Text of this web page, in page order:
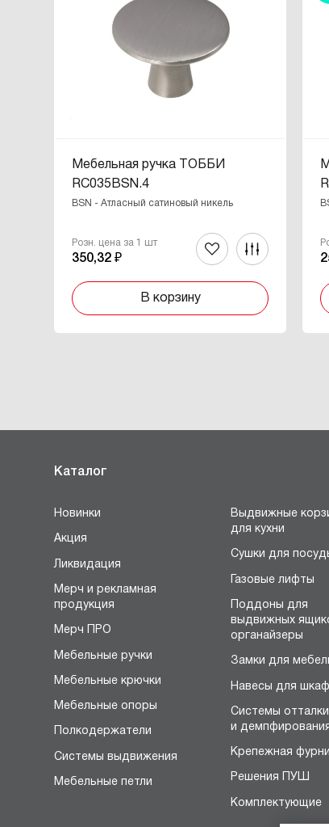
Мебельная ручка ТОББИ
RC035BSN.4
BSN - Атласный сатиновый никель
Розн. цена за 1 шт
350,32 ₽
В корзину
Каталог
Новинки
Акция
Ликвидация
Мерч и рекламная
продукция
Мерч ПРО
Мебельные ручки
Мебельные крючки
Мебельные опоры
Полкодержатели
Системы выдвижения
Мебельные петли
Выдвижные
для кухни
Сушки для
Газовые лифты
Поддоны для
выдвижных
органайзеры
Замки для
Навесы для
Системы
и
Крепежная
Решения ПУШ
Комплектующие